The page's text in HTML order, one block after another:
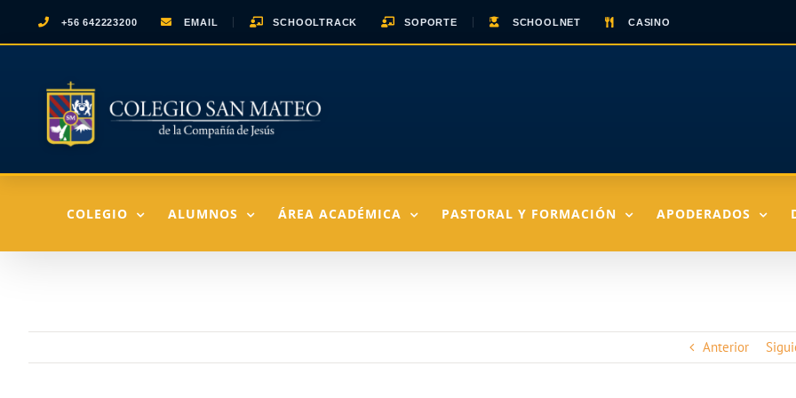
contenido
+56 642223200 EMAIL SCHOOLTRACK SOPORTE SCHOOLNET CASINO
COLEGIO ALUMNOS ÁREA ACADÉMICA PASTORAL Y FORMACIÓN APODERADOS
Anterior